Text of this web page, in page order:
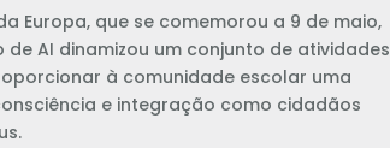
Europa, que se comemorou a 9 de maio,
de AI dinamizou um conjunto de atividades
à comunidade escolar uma
e integração como cidadãos